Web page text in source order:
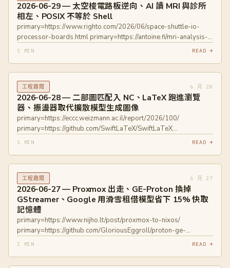
2026-06-29 — 太空梭電路板逆向、AI 讀 MRI 與診所
相左、POSIX 不等於 Shell
primary=https://www.righto.com/2026/06/space-shuttle-io-
processor-boards.html primary=https://antoine.fi/mri-analysis-
using-claude-code-opus
1 MIN READ →
工程趣聞 6 月 28
2026-06-28 — 二部圖匹配入 NC、LaTeX 跑進瀏覽
器、振盪器取代擴散模型生成圖像
primary=https://eccc.weizmann.ac.il/report/2026/100/
primary=https://github.com/SwiftLaTeX/SwiftLaTeX
primary=https://unconv.ai/blog/introducing-un-0-generating-
1 MIN READ →
工程趣聞 6 月 27
2026-06-27 — Proxmox 出走、GE-Proton 換掉
GStreamer、Google 用滑雪租借模型省下 15% 快取
記憶體
primary=https://www.nijho.lt/post/proxmox-to-nixos/
primary=https://github.com/GloriousEggroll/proton-ge-
custom/releases/tag/GE-Proton11-1
2 MIN READ →